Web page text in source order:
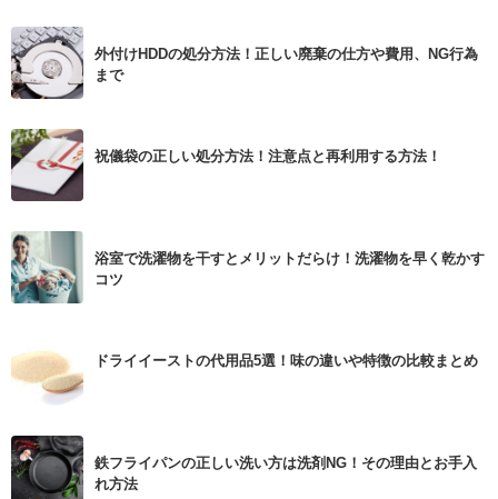
外付けHDDの処分方法！正しい廃棄の仕方や費用、NG行為
まで
祝儀袋の正しい処分方法！注意点と再利用する方法！
浴室で洗濯物を干すとメリットだらけ！洗濯物を早く乾かす
コツ
ドライイーストの代用品5選！味の違いや特徴の比較まとめ
鉄フライパンの正しい洗い方は洗剤NG！その理由とお手入
れ方法